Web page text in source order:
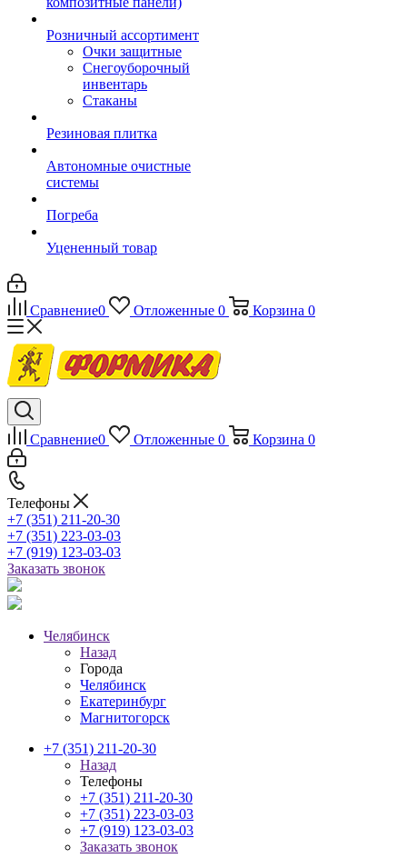
Розничный ассортимент
Очки защитные
Снегоуборочный
инвентарь
Стаканы
Резиновая плитка
Автономные очистные
системы
Погреба
Уцененный товар
Сравнение0 Отложенные 0 Корзина 0
Сравнение0 Отложенные 0 Корзина 0
Телефоны
+7 (351) 211-20-30
+7 (351) 223-03-03
+7 (919) 123-03-03
Заказать звонок
Челябинск
Назад
Города
Челябинск
Екатеринбург
Магнитогорск
+7 (351) 211-20-30
Назад
Телефоны
+7 (351) 211-20-30
+7 (351) 223-03-03
+7 (919) 123-03-03
Заказать звонок